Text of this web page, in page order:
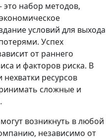
набор методов,
условий для выхода
Успех
от раннего
и факторов риска. В
ресурсов
сложные и
возникнуть в любой
независимо от